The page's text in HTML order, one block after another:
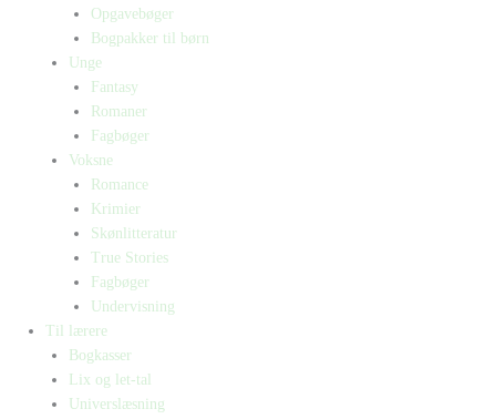
Opgavebøger
Bogpakker til børn
Unge
Fantasy
Romaner
Fagbøger
Voksne
Romance
Krimier
Skønlitteratur
True Stories
Fagbøger
Undervisning
Til lærere
Bogkasser
Lix og let-tal
Universlæsning